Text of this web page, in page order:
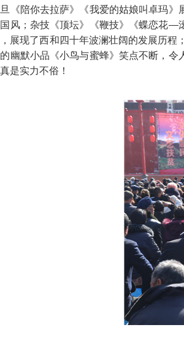
《陪你去拉萨》《我爱的姑娘叫卓玛
风；杂技《顶坛》《鞭技》《蝶恋花—
展现了西和四十年波澜壮阔的发展历程
幽默小品《小鸟与蜜蜂》笑点不断，令
是实力不俗！